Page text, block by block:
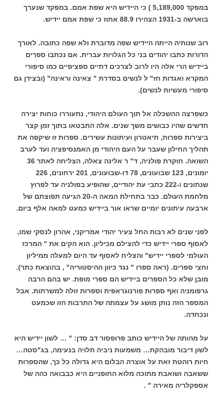
במפקד 5,189,000 ) כי היידיש היא שפת אמם. במפקד שנערך
בוארשה ב-1931 הצהירו 88.9 אחוז כי שפת אמם יידיש.
רוב שנותיה הייתה היידיש שפה מדוברת ולא שפה כתובה. לאורך
הדורות כתבו יהודים בני כל הגלויות עברית. אם נכתבו ספרים
ביידיש הרי אלה היו לרוב לצרכים דתיים ספציפיים כמו סיפורי
המקרא ואגדות חז" ל לנשים בסדרת " צאינה וראינה" (ובצידן גם
סיפורי מעשיות לנשים).
כשפרצה ההשכלה אל תוך העולם היהודי, נתעוררו כוחות יצירה
חדשים שהיו כבושים משך שנים. אלה התבטאו בתוך זמן קצר
ביצירות ספרות, תיאטרון ועיתונות עשירים. ספרות זו שיקפה את
תהליך החילון שעבר על העם היהודי מן האמנסיפציה ועד לערב
השואה. חוקרת פולניה, ד" ר אלינה צאלה, הצליחה לאתר 36
יומונים, 123 שבועונים, 78 דו-שבועונים, 201 ירחונים, 226
שנתונים ו-222 כתבי עת יהודיים, שהופיע בפולניה עד לפרוץ
מלחמת העולם. כבר בתחילת המאה ה-20 הגיעה תפוצתם של
ארבעה עיתונים יומיים שראו אור ביידיש כמעט למאה אלף ביום.
לפני שנים לא רבות החל צעיר יהודי אמריקני, אהרון לנסקי שמו,
לאסוף ספרי יידיש כדי להצילם מכיליון. הוא הקים את " המרכז
העולמי לספרי יידיש" והצליח לאסוף עד היום למעלה ממיליון
וחצי ספרים. (ראה ספרו " נגד כיוון ההיסטוריה" , בהוצאת כתר).
מובן שלא כל הספרים ביידיש הם ספרי מופת. יש בהם הרבה
גרפומניה ואף ספרות פורנוגראפית וספרות זולה למשרתות. אבל
המספר הזה נותן מושג על עצמתה של התרבות הזו שכמעט
ונכחדה.
על מהותה של היידיש כותב פרופסור דב סדן: " … לשון יידיש היא
לשון דיבור מובהקת… משמעות ניביה תלויה בנעימה, בג"סטה…
חיות רוהטת זאת על אוצרה הבלום היא גדולה כל כך, שהספרות
ששאבה ושואבת מתוכה מלוא החופניים היא כבבואה כהה של
אספקלריה מאירה " .